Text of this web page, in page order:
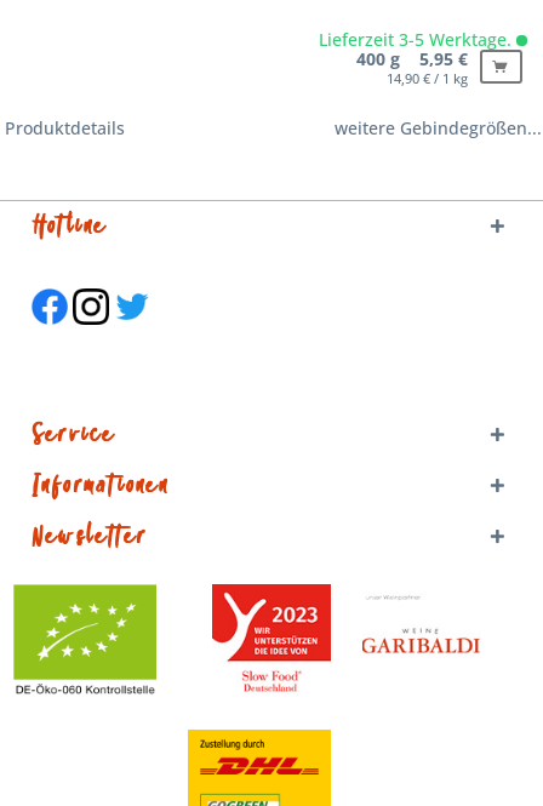
Lieferzeit 3-5 Werktage.
400 g 5,95 €
14,90 € / 1 kg
Produktdetails weitere Gebindegrößen...
Hotline
Service
Informationen
Newsletter